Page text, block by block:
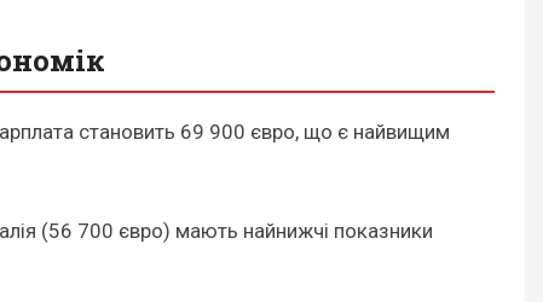
становить 69 900 євро, що є найвищим
(56 700 євро) мають найнижчі показники